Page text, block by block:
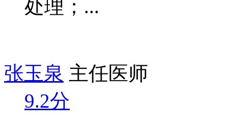
处理；...
张玉泉 主任医师
9.2分